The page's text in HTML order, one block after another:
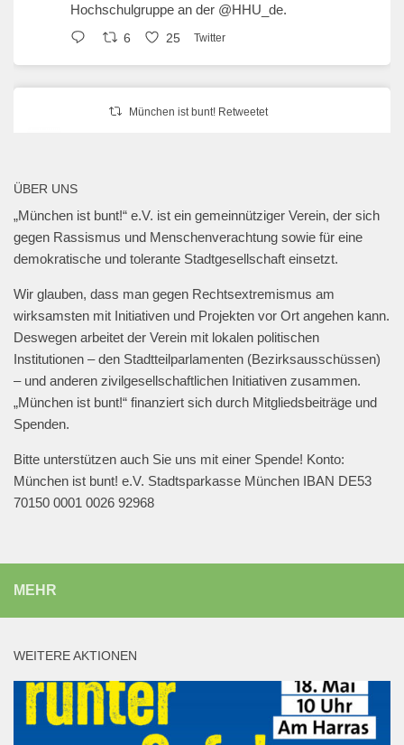
Hochschulgruppe an der @HHU_de.
6 25 Twitter
München ist bunt! Retweetet
@muenchen_bunt
#muenchengegenantisemitismus#neveragainisnow
#bringthemhomenow
2 13 Twitter
Mehr laden
ÜBER UNS
„München ist bunt!“ e.V. ist ein gemeinnütziger Verein, der sich
gegen Rassismus und Menschenverachtung sowie für eine
demokratische und tolerante Stadtgesellschaft einsetzt.
Wir glauben, dass man gegen Rechtsextremismus am
wirksamsten mit Initiativen und Projekten vor Ort angehen kann.
Deswegen arbeitet der Verein mit lokalen politischen
Institutionen – den Stadtteilparlamenten (Bezirksausschüssen)
– und anderen zivilgesellschaftlichen Initiativen zusammen.
„München ist bunt!“ finanziert sich durch Mitgliedsbeiträge und
Spenden.
Bitte unterstützen auch Sie uns mit einer Spende! Konto:
München ist bunt! e.V. Stadtsparkasse München IBAN DE53
70150 0001 0026 92968
MEHR
WEITERE AKTIONEN